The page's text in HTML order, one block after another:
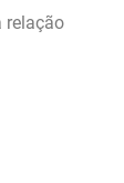
relação